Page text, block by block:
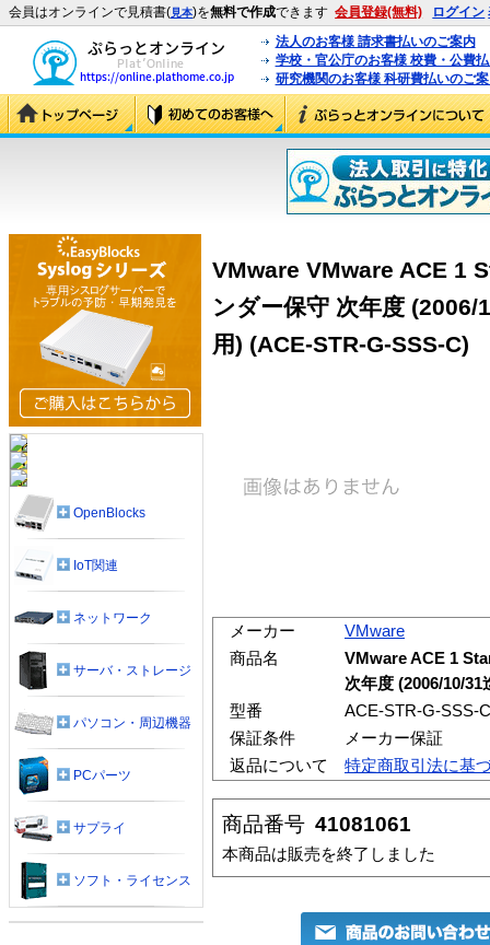
会員はオンラインで見積書(見本)を無料で作成できます 会員登録(無料) ログイン
法人のお客様 請求書払いのご案内
学校・官公庁のお客様 校費・公費
研究機関のお客様 科研費払いのご
VMware VMware ACE 1
ンダー保守 次年度
用) (ACE-STR-G-SSS-C)
メーカー
VMware
商品名
VMware ACE 1
次年度 (2006/10/
型番
ACE-STR-G-SSS-C
保証条件
メーカー保証
返品について
特定商取引法に基
商品番号 41081061
本商品は販売を終了しました
OpenBlocks
IoT関連
ネットワーク
サーバ・ストレージ
パソコン・周辺機器
PCパーツ
サプライ
ソフト・ライセンス